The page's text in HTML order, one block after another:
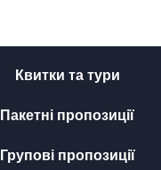
Квитки та тури
Пакетні пропозиції
Групові пропозиції